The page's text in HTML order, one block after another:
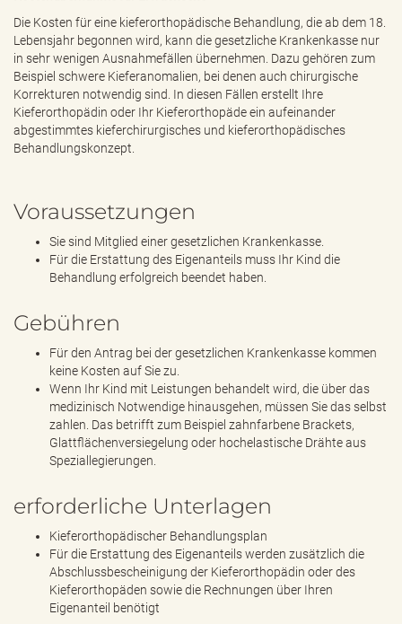
Die Kosten für eine kieferorthopädische Behandlung, die ab dem 18.
Lebensjahr begonnen wird, kann die gesetzliche Krankenkasse nur
in sehr wenigen Ausnahmefällen übernehmen. Dazu gehören zum
Beispiel schwere Kieferanomalien, bei denen auch chirurgische
Korrekturen notwendig sind. In diesen Fällen erstellt Ihre
Kieferorthopädin oder Ihr Kieferorthopäde ein aufeinander
abgestimmtes kieferchirurgisches und kieferorthopädisches
Behandlungskonzept.
Voraussetzungen
Sie sind Mitglied einer gesetzlichen Krankenkasse.
Für die Erstattung des Eigenanteils muss Ihr Kind die
Behandlung erfolgreich beendet haben.
Gebühren
Für den Antrag bei der gesetzlichen Krankenkasse kommen
keine Kosten auf Sie zu.
Wenn Ihr Kind mit Leistungen behandelt wird, die über das
medizinisch Notwendige hinausgehen, müssen Sie das selbst
zahlen. Das betrifft zum Beispiel zahnfarbene Brackets,
Glattflächenversiegelung oder hochelastische Drähte aus
Speziallegierungen.
erforderliche Unterlagen
Kieferorthopädischer Behandlungsplan
Für die Erstattung des Eigenanteils werden zusätzlich die
Abschlussbescheinigung der Kieferorthopädin oder des
Kieferorthopäden sowie die Rechnungen über Ihren
Eigenanteil benötigt